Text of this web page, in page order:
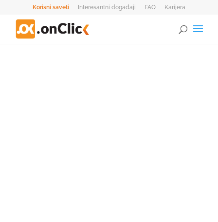
Korisni saveti Interesantni događaji FAQ
Karijera